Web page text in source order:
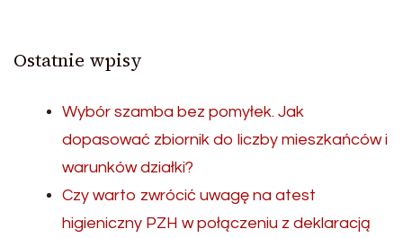
Ostatnie wpisy
Wybór szamba bez pomyłek. Jak
dopasować zbiornik do liczby mieszkańców i
warunków działki?
Czy warto zwrócić uwagę na atest
higieniczny PZH w połączeniu z deklaracją